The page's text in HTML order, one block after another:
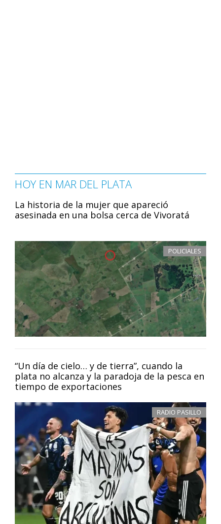
HOY EN MAR DEL PLATA
La historia de la mujer que apareció
asesinada en una bolsa cerca de Vivoratá
POLICIALES
“Un día de cielo… y de tierra”, cuando la
plata no alcanza y la paradoja de la pesca en
tiempo de exportaciones
RADIO PASILLO